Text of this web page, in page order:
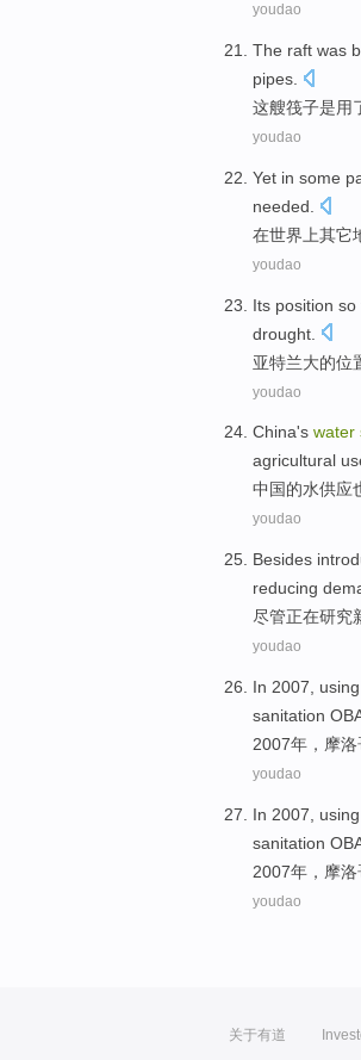
youdao
The raft was
pipes
这艘筏子是用
youdao
Yet in some
needed
在世界 上其它
youdao
Its position so
drought
亚特兰大的位
youdao
China's water
agricultural
中国的水供应
youdao
Besides
reducing
尽管正在研究
youdao
In 2007, using
sanitation
2007年， 摩洛
youdao
In 2007, using
sanitation
2007年， 摩洛
youdao
关于有道